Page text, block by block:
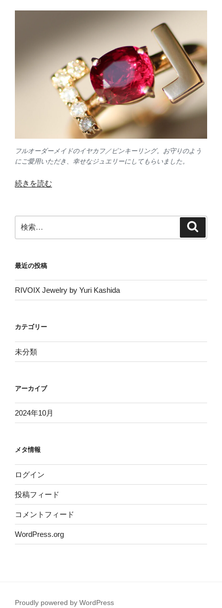
フルオーダーメイドのイヤカフ／ピンキーリング。お守りのよう
にご愛用いただき、幸せなジュエリーにしてもらいました。
“RIVOIX
Yuri
Kashida”
続きを読む
検
索:
最近の投稿
RIVOIX Jewelry by Yuri Kashida
カテゴリー
未分類
アーカイブ
2024年10月
メタ情報
ログイン
投稿フィード
コメントフィード
WordPress.org
Proudly powered by WordPress